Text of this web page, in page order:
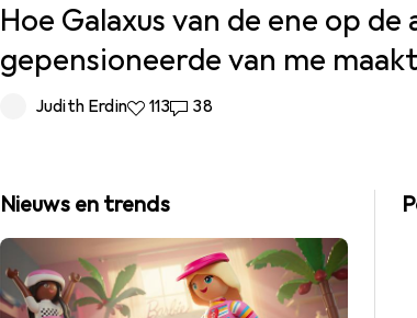
Hoe Galaxus van de ene op de
gepensioneerde van me
Judith Erdin113 Likes
11338 Reacties
38
Nieuws en trends